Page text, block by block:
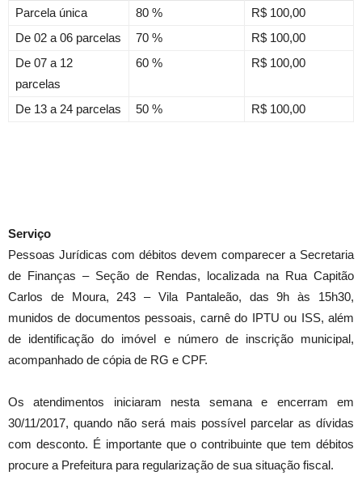
Parcela única 80 %
R$ 100,00
De 02 a 06 parcelas
70 %
R$ 100,00
De 07 a 12
parcelas
60 % R$ 100,00
De 13 a 24 parcelas 50 % R$ 100,00
Serviço
Pessoas Jurídicas com débitos devem comparecer a Secretaria
de Finanças – Seção de Rendas, localizada na Rua Capitão
Carlos de Moura, 243 – Vila Pantaleão, das 9h às 15h30,
munidos de documentos pessoais, carnê do IPTU ou ISS, além
de identificação do imóvel e número de inscrição municipal,
acompanhado de cópia de RG e CPF.
Os atendimentos iniciaram nesta semana e encerram em
30/11/2017, quando não será mais possível parcelar as dívidas
com desconto. É importante que o contribuinte que tem débitos
procure a Prefeitura para regularização de sua situação fiscal.